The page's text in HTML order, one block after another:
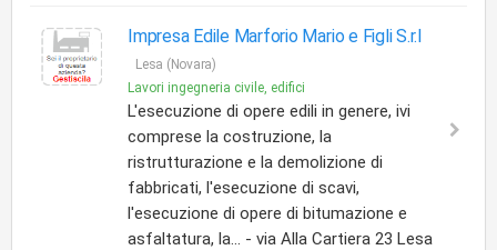
Impresa Edile Marforio Mario e Figli S.r.l
Lesa (Novara)
Lavori ingegneria civile, edifici
L'esecuzione di opere edili in genere, ivi
comprese la costruzione, la
ristrutturazione e la demolizione di
fabbricati, l'esecuzione di scavi,
l'esecuzione di opere di bitumazione e
asfaltatura, la... - via Alla Cartiera 23 Lesa